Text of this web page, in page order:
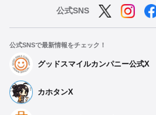
公式SNS
公式SNSで最新情報をチェック！
グッドスマイルカンパニー公式X
カホタンX